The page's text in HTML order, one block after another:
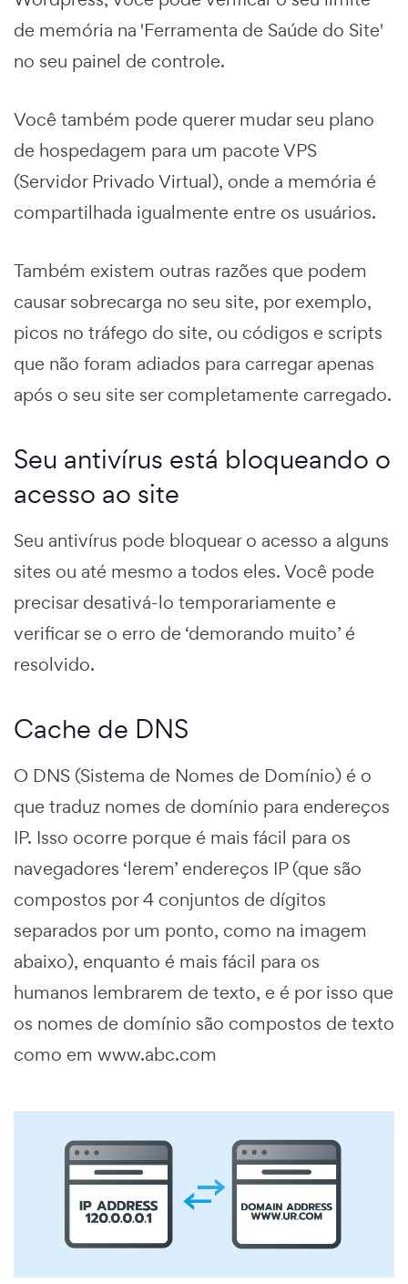
de memória na 'Ferramenta de Saúde do Site'
no seu painel de controle.
Você também pode querer mudar seu plano
de hospedagem para um pacote VPS
(Servidor Privado Virtual), onde a memória é
compartilhada igualmente entre os usuários.
Também existem outras razões que podem
causar sobrecarga no seu site, por exemplo,
picos no tráfego do site, ou códigos e scripts
que não foram adiados para carregar apenas
após o seu site ser completamente carregado.
Seu antivírus está bloqueando o
acesso ao site
Seu antivírus pode bloquear o acesso a alguns
sites ou até mesmo a todos eles. Você pode
precisar desativá-lo temporariamente e
verificar se o erro de ‘demorando muito’ é
resolvido.
Cache de DNS
O DNS (Sistema de Nomes de Domínio) é o
que traduz nomes de domínio para endereços
IP. Isso ocorre porque é mais fácil para os
navegadores ‘lerem’ endereços IP (que são
compostos por 4 conjuntos de dígitos
separados por um ponto, como na imagem
abaixo), enquanto é mais fácil para os
humanos lembrarem de texto, e é por isso que
os nomes de domínio são compostos de texto
como em www.abc.com